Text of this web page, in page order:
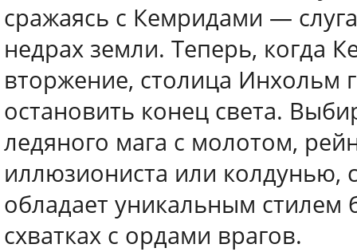
сражаясь с Кемридами —
недрах земли. Теперь, когда
вторжение, столица Инхольм
остановить конец света.
ледяного мага с молотом,
иллюзиониста или
обладает уникальным стилем
схватках с ордами врагов.